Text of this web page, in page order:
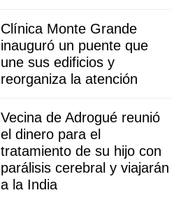
Clínica Monte Grande
inauguró un puente que
une sus edificios y
reorganiza la atención
Vecina de Adrogué reunió
el dinero para el
tratamiento de su hijo con
parálisis cerebral y viajarán
a la India